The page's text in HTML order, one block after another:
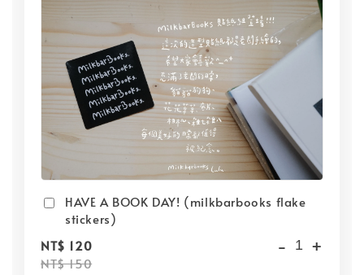
HAVE A BOOK DAY! (milkbarbooks flake
stickers)
NT$ 120
NT$ 150
- +